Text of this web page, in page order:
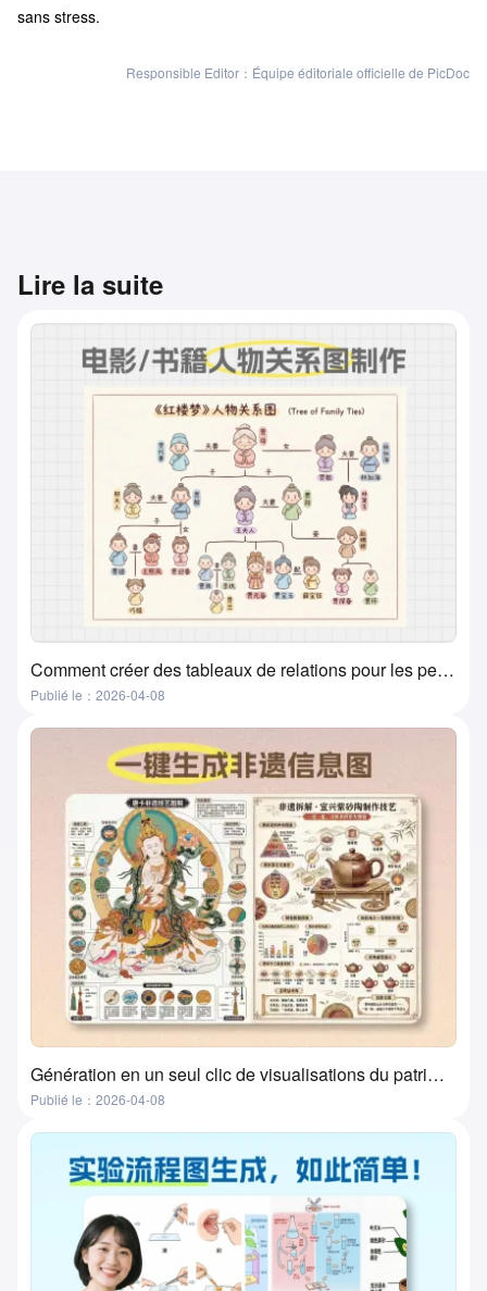
sans stress.
Responsible Editor：Équipe éditoriale officielle de PicDoc
Lire la suite
Comment créer des tableaux de relations pour les personnages de films, livres et manuels ? Une méthode super pratique et simple
Publié le：2026-04-08
Génération en un seul clic de visualisations du patrimoine culturel immatériel par l'IA ? Cet outil le fait réellement !
Publié le：2026-04-08